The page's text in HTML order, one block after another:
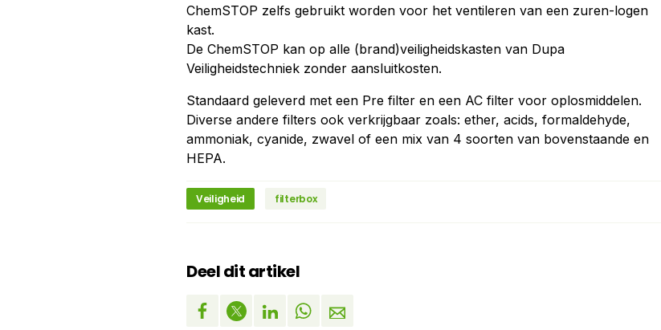
ChemSTOP zelfs gebruikt worden voor het ventileren van een zuren-logen
kast.
De ChemSTOP kan op alle (brand)veiligheidskasten van Dupa
Veiligheidstechniek zonder aansluitkosten.
Standaard geleverd met een Pre filter en een AC filter voor oplosmiddelen.
Diverse andere filters ook verkrijgbaar zoals: ether, acids, formaldehyde,
ammoniak, cyanide, zwavel of een mix van 4 soorten van bovenstaande en
HEPA.
Veiligheid filterbox
Deel dit artikel